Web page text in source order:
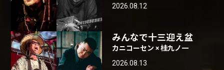
2026.08.12
みんなで十三迎え盆
カニコーセン × 桂九ノ一
2026.08.13